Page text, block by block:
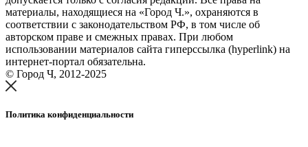
материалы, находящиеся на «Город Ч.», охраняются в
соответствии с законодательством РФ, в том числе об
авторском праве и смежных правах. При любом
использовании материалов сайта гиперссылка (hyperlink) на
интернет-портал обязательна.
© Город Ч, 2012-2025
Политика конфиденциальности